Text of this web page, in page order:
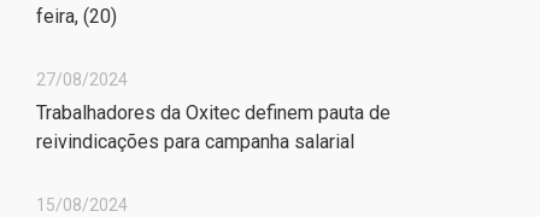
feira, (20)
27/08/2024
Trabalhadores da Oxitec definem pauta de
reivindicações para campanha salarial
15/08/2024